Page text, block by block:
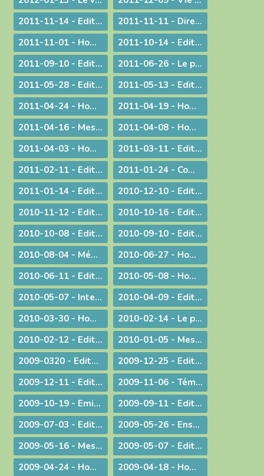
2011-11-14 - Edito : Mgr Bagnard revient sur le cinquantenaire de Vatican II
2011-11-11 - Dire et ne pas faire
2011-11-01 - Homélie pour la Toussaint
2011-10-14 - Edito : Vive la fa­mille !
2011-09-10 - Edito : Som­mes-nous prêts à assu­mer no­tre dif­fé­rence chré­tienne ?
2011-06-26 - Le prêtre et le mystère eucharistique
2011-05-28 - Edito : Que votre lumière brille aux yeux des hommes !
2011-05-13 - Edito : Mettre au monde des saints !
2011-04-24 - Homélie pour le Jour de Pâques
2011-04-19 - Homélie pour la Messe Chrismale
2011-04-16 - Message au sujet de l'Exposition "Je croix aux miracles" tenue en Avignon
2011-04-08 - Homélie : Itinéraire d'une rencontre avec Jésus
2011-04-03 - Homélie : Nous sommes tous des catéchumènes !
2011-03-11 - Edito : La vogue du prêt-à-porter
2011-02-11 - Edito : L'origine apostolique du célibat du prêtre
2011-01-24 - Communiqué aux chrétiens du diocèse
2011-01-14 - Edito : Une nouvelle année
2010-12-10 - Edito : Quel chemin pour l'humanité ?
2010-11-12 - Edito : Les saints n'ont pas disparu !
2010-10-16 - Edito : Le Synode pour le Moyen-Orient devrait tous nous faire réfléchir...
2010-10-08 - Edito : CARITAS IN VERITATE
2010-09-10 - Edito : Au rendez-vous des urgences, la mission est la première invitée
2010-08-04 - Méditation aux vêpres à Ars
2010-06-27 - Homélie pour les ordinations
2010-06-11 - Edito : S.D.F. pour une quin­zaine !
2010-05-08 - Homélie : Journée provinciale pour les vocations
2010-05-07 - Interview : La communion entre Eglises - Retour d'Irlande
2010-04-09 - Edito : "Attirons-le dans un piège"
2010-03-30 - Homélie pour la Messe chrismale
2010-02-14 - Le prêtre, guetteur de Dieu
2010-02-12 - Edito : La vérité de l'histoire
2010-01-05 - Message : Du nouveau dans la communication du diocèse de Belley-Ars !
2009-0320 - Edito : Quel avenir pour la paternité ?
2009-12-25 - Edito : Que de­vons-nous faire ?
2009-12-11 - Edito : Identité nationale
2009-11-06 - Témoignage : Demain, la vie de nos communautés chrétiennes
2009-10-19 - Emission : A propos du travail le dimanche
2009-09-11 - Edito : Une année pastorale qui ne ressemble à aucune autre !
2009-07-03 - Edito : Une toile de fond peu commune... pour une fin d'année ordinaire !
2009-05-26 - Enseignement : Journée du Presbyterium
2009-05-16 - Message : Evangélisation et année sacerdotale
2009-05-07 - Edito : Faut-il encore garder un peu de religion ?
2009-04-24 - Homélie pour la messe chrismale
2009-04-18 - Homélie : A Dieu !